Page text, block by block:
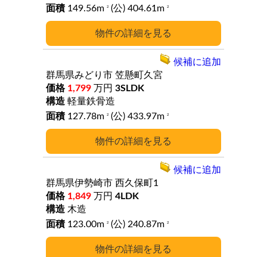
詳細
149.56m
2 (公) 404.61m 2
詳細
群馬県みどり市 笠懸町久宮
1,799 万円 3SLDK
軽量鉄骨造
127.78m
2 (公) 433.97m 2
候補に追加
詳細
群馬県伊勢崎市 西久保町1
1,849 万円 4LDK
木造
123.00m
2 (公) 240.87m 2
候補に追加